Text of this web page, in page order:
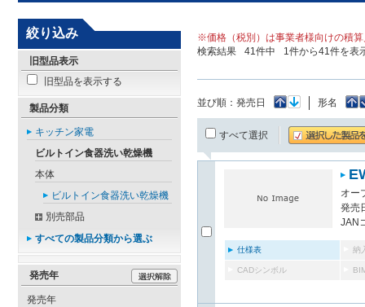
※価格（税別）は事業者様向けの積
検索結果
41件中 1件から41件を表
並び順： 発売日 形名
すべて選択
オー
発売
JAN
仕様表 納
CADシンボル
絞り込み
旧型品表示
旧型品を表示する
製品分類
キッチン家電
ビルトイン食器洗い乾燥機
本体
ビルトイン食器洗い乾燥機
別売部品
すべての製品分類から選ぶ
発売年
発売年